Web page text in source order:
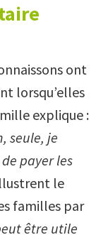
ont
lorsqu’elles
explique :
seule, je
payer les
le
familles par
être utile